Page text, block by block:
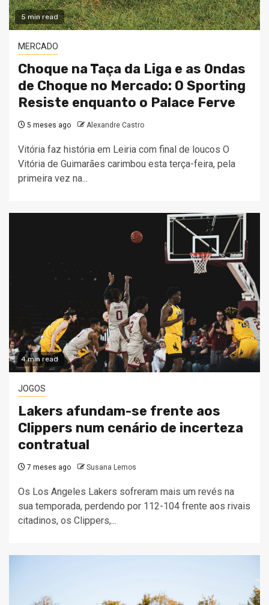
5 min read
MERCADO
Choque na Taça da Liga e as Ondas
de Choque no Mercado: O Sporting
Resiste enquanto o Palace Ferve
5 meses ago Alexandre Castro
Vitória faz história em Leiria com final de loucos O
Vitória de Guimarães carimbou esta terça-feira, pela
primeira vez na...
4 min read
JOGOS
Lakers afundam-se frente aos
Clippers num cenário de incerteza
contratual
7 meses ago Susana Lemos
Os Los Angeles Lakers sofreram mais um revés na
sua temporada, perdendo por 112-104 frente aos rivais
citadinos, os Clippers,...